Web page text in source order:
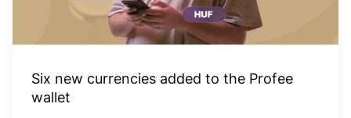
Six new currencies added to the Profee
wallet